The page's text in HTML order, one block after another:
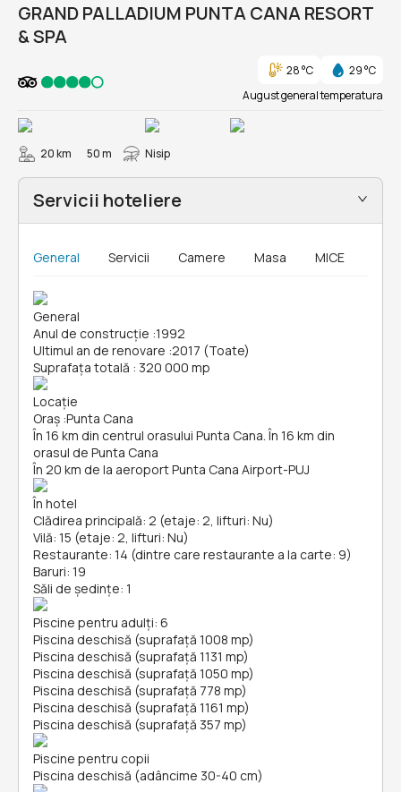
GRAND PALLADIUM PUNTA CANA RESORT
& SPA
28 °C
29 °C
August general temperatura
20 km 50 m Nisip
Servicii hoteliere
General Servicii Camere Masa MICE
General
Anul de construcție :1992
Ultimul an de renovare :2017 (Toate)
Suprafața totală : 320 000 mp
Locație
Oraș :Punta Cana
În 16 km din centrul orasului Punta Cana. În 16 km din
orasul de Punta Cana
În 20 km de la aeroport Punta Cana Airport-PUJ
În hotel
Clădirea principală: 2 (etaje: 2, lifturi: Nu)
Vilă: 15 (etaje: 2, lifturi: Nu)
Restaurante: 14 (dintre care restaurante a la carte: 9)
Baruri: 19
Săli de ședințe: 1
Piscine pentru adulți: 6
Piscina deschisă (suprafață 1008 mp)
Piscina deschisă (suprafață 1131 mp)
Piscina deschisă (suprafață 1050 mp)
Piscina deschisă (suprafață 778 mp)
Piscina deschisă (suprafață 1161 mp)
Piscina deschisă (suprafață 357 mp)
Piscine pentru copii
Piscina deschisă (adâncime 30-40 cm)